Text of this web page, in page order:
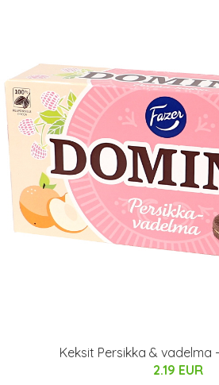
Keksit Persikka & vadelma
2.19 EUR